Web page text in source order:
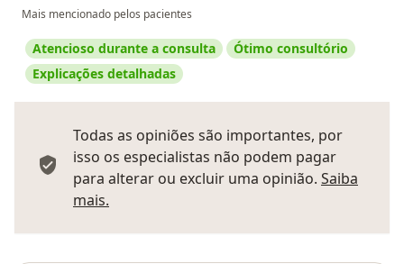
Mais mencionado pelos pacientes
Atencioso durante a consulta
Ótimo consultório
Explicações detalhadas
Todas as opiniões são importantes, por
isso os especialistas não podem pagar
para alterar ou excluir uma opinião. Saiba
mais.